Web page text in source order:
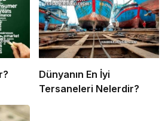
Dünyanın En İyi
Tersaneleri Nelerdir?